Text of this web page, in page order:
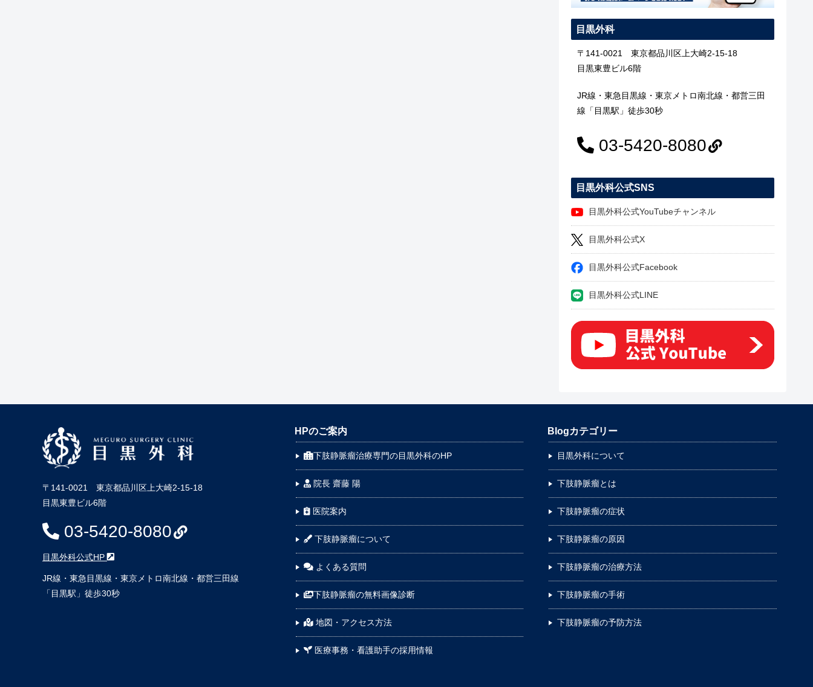
目黒外科
〒141-0021 東京都品川区上大崎2-15-18
目黒東豊ビル6階
JR線・東急目黒線・東京メトロ南北線・都営三田
線「目黒駅」徒歩30秒
03-5420-8080
目黒外科公式SNS
目黒外科公式YouTubeチャンネル
目黒外科公式X
目黒外科公式Facebook
目黒外科公式LINE
〒141-0021 東京都品川区上大崎2-15-18
目黒東豊ビル6階
03-5420-8080
目黒外科公式HP
JR線・東急目黒線・東京メトロ南北線・都営三田線
「目黒駅」徒歩30秒
HPのご案内
下肢静脈瘤治療専門の目黒外科のHP
院長 齋藤 陽
医院案内
下肢静脈瘤について
よくある質問
下肢静脈瘤の無料画像診断
地図・アクセス方法
医療事務・看護助手の採用情報
Blogカテゴリー
目黒外科について
下肢静脈瘤とは
下肢静脈瘤の症状
下肢静脈瘤の原因
下肢静脈瘤の治療方法
下肢静脈瘤の手術
下肢静脈瘤の予防方法